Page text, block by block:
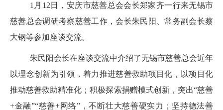
1月12日，安庆市慈善总会会长郑家齐一行来无锡市
慈善总会调研考察慈善工作，会长朱民阳、常务副会长蔡
大钢等参加座谈交流。
朱民阳会长在座谈交流中介绍了无锡市慈善总会近年
以理念创新为引领，着力推进慈善救助项目化，以项目化
推动慈善救助精准化；积极探索捐赠模式创新，突出“慈善
+金融”“慈善+网络”，不断壮大慈善硬实力；坚持德法善